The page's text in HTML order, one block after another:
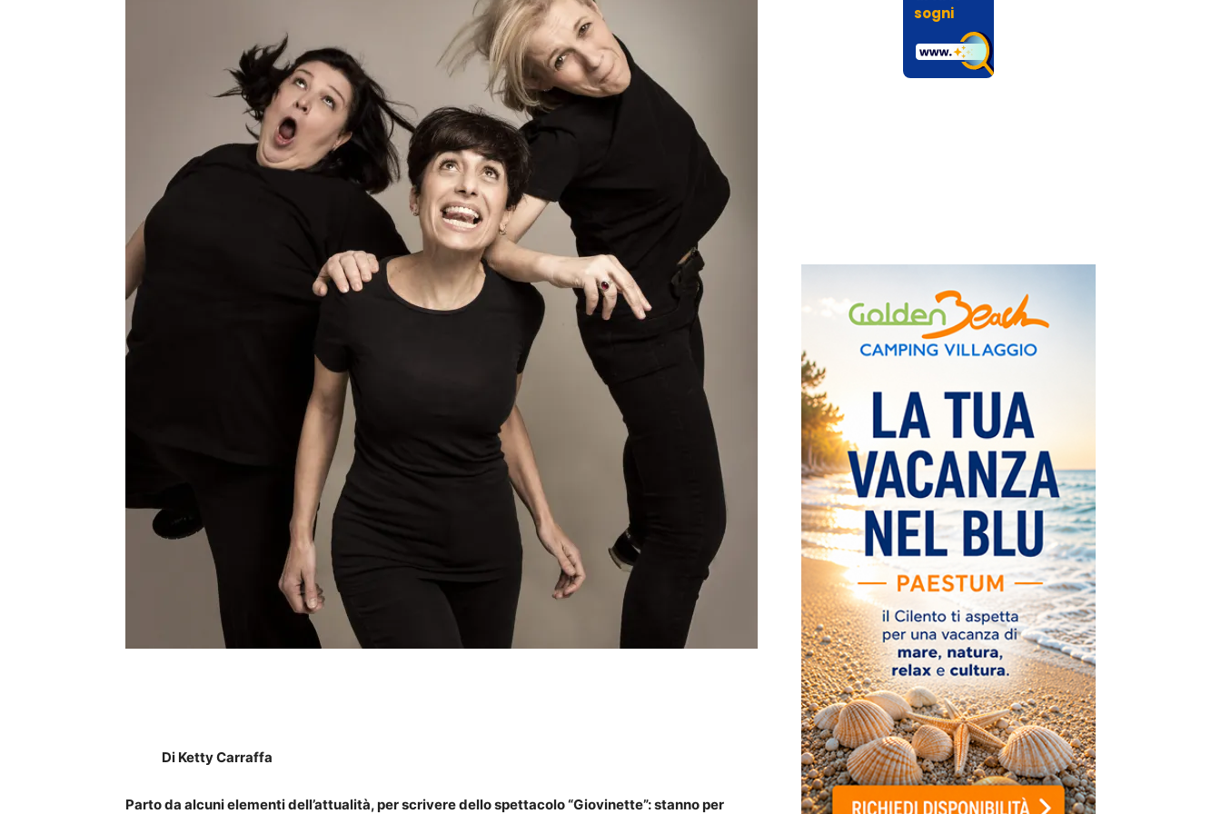
Di Ketty Carraffa
Parto da alcuni elementi dell’attualità, per scrivere dello spettacolo “Giovinette”: stanno per